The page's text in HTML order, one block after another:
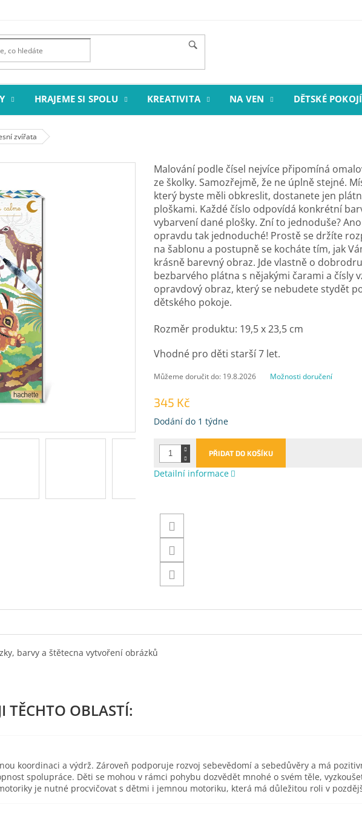
HRAJEME SI SPOLU KREATIVITA NA VEN DĚTSKÉ
zvířata
345 Kč
Měrná
Dodání do 1 týdne
Můžeme doručit do: 19.8.2026 Možnosti doručení
PŘIDAT DO KOŠÍKU
Malování podle čísel nejvíce připomíná
ze školky. Samozřejmě, že ne úplně stejné.
který byste měli obkreslit, dostanete jen
ploškami. Každé číslo odpovídá konkrétní
vybarvení dané plošky. Zní to jednoduše?
opravdu tak jednoduché! Prostě se držíte
na šablonu a postupně se kocháte tím, jak
krásně barevný obraz. Jde vlastně o
bezbarvého plátna s nějakými čarami a čísly
opravdový obraz, který se nebudete stydět
dětského pokoje.
Rozměr produktu: 19,5 x 23,5 cm
Vhodné pro děti starší 7 let.
Detailní informace
barvy a štětecna vytvoření obrázků
koordinaci a výdrž. Zároveň podporuje rozvoj sebevědomí a sebedůvěry a má
spolupráce. Děti se mohou v rámci pohybu dozvědět mnohé o svém těle,
je nutné procvičovat s dětmi i jemnou motoriku, která má důležitou roli v